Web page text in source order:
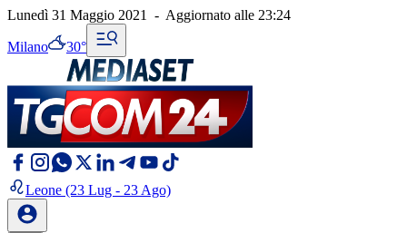
Lunedì 31 Maggio 2021 - Aggiornato alle 23:24
Milano 30°
Leone (23 Lug - 23 Ago)